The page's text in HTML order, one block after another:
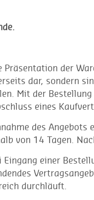
Präsentation der
dar, sondern
Mit der
eines
des
von 14 Tagen.
Eingang einer
durchläuft.